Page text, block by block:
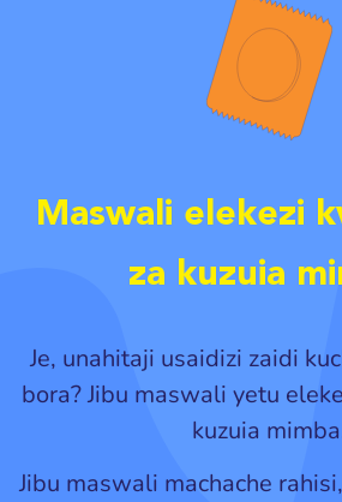
Maswali elekezi
za kuzuia
Je, unahitaji usaidizi zaidi
bora? Jibu maswali yetu
kuzuia
Jibu maswali machache